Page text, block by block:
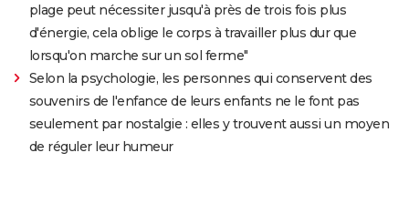
plage peut nécessiter jusqu'à près de trois fois plus
d'énergie, cela oblige le corps à travailler plus dur que
lorsqu'on marche sur un sol ferme"
Selon la psychologie, les personnes qui conservent des
souvenirs de l'enfance de leurs enfants ne le font pas
seulement par nostalgie : elles y trouvent aussi un moyen
de réguler leur humeur